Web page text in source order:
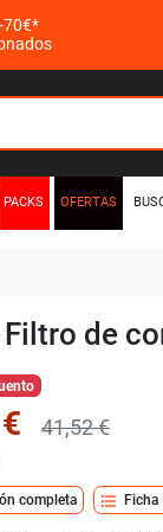
PACKS OFERTAS
Filtro de
41,52 €
completa format_list_bulleted Ficha